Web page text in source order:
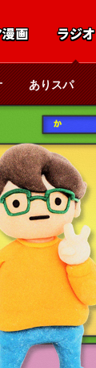
画 ラジオ
ありスパ